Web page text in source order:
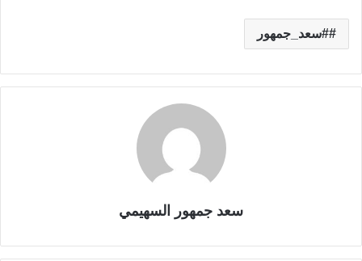
#سعد_جمهور
سعد جمهور السهيمي